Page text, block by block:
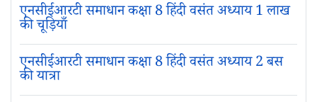
एनसीईआरटी समाधान कक्षा 8 हिंदी वसंत अध्याय 1 लाख
की चूड़ियाँ
एनसीईआरटी समाधान कक्षा 8 हिंदी वसंत अध्याय 2 बस
की यात्रा